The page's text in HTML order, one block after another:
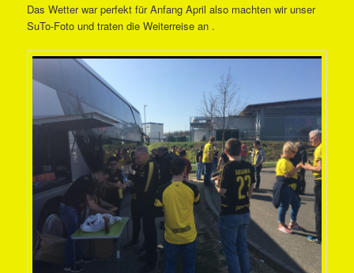
Das Wetter war perfekt für Anfang April also machten wir unser
SuTo-Foto und traten die Weiterreise an .